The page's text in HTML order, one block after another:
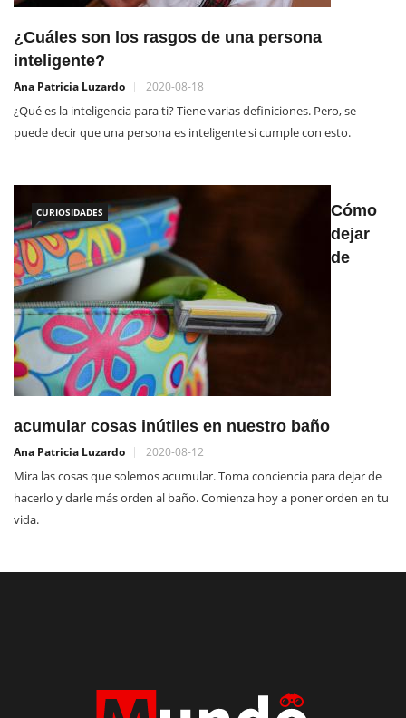
¿Cuáles son los rasgos de una persona
inteligente?
Ana Patricia Luzardo 2020-08-18
¿Qué es la inteligencia para ti? Tiene varias definiciones. Pero, se
puede decir que una persona es inteligente si cumple con esto.
CURIOSIDADES
Cómo
dejar
de
acumular cosas inútiles en nuestro baño
Ana Patricia Luzardo 2020-08-12
Mira las cosas que solemos acumular. Toma conciencia para dejar de
hacerlo y darle más orden al baño. Comienza hoy a poner orden en tu
vida.